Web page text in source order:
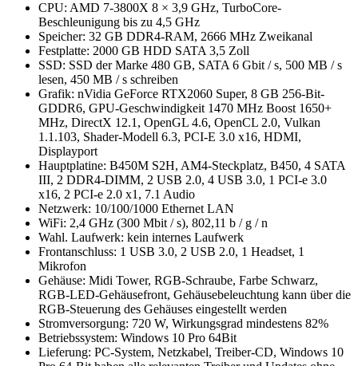
CPU: AMD 7-3800X 8 × 3,9 GHz, TurboCore-
Beschleunigung bis zu 4,5 GHz
Speicher: 32 GB DDR4-RAM, 2666 MHz Zweikanal
Festplatte: 2000 GB HDD SATA 3,5 Zoll
SSD: SSD der Marke 480 GB, SATA 6 Gbit / s, 500 MB / s
lesen, 450 MB / s schreiben
Grafik: nVidia GeForce RTX2060 Super, 8 GB 256-Bit-
GDDR6, GPU-Geschwindigkeit 1470 MHz Boost 1650+
MHz, DirectX 12.1, OpenGL 4.6, OpenCL 2.0, Vulkan
1.1.103, Shader-Modell 6.3, PCI-E 3.0 x16, HDMI,
Displayport
Hauptplatine: B450M S2H, AM4-Steckplatz, B450, 4 SATA
III, 2 DDR4-DIMM, 2 USB 2.0, 4 USB 3.0, 1 PCI-e 3.0
x16, 2 PCI-e 2.0 x1, 7.1 Audio
Netzwerk: 10/100/1000 Ethernet LAN
WiFi: 2,4 GHz (300 Mbit / s), 802,11 b / g / n
Wahl. Laufwerk: kein internes Laufwerk
Frontanschluss: 1 USB 3.0, 2 USB 2.0, 1 Headset, 1
Mikrofon
Gehäuse: Midi Tower, RGB-Schraube, Farbe Schwarz,
RGB-LED-Gehäusefront, Gehäusebeleuchtung kann über die
RGB-Steuerung des Gehäuses eingestellt werden
Stromversorgung: 720 W, Wirkungsgrad mindestens 82%
Betriebssystem: Windows 10 Pro 64Bit
Lieferung: PC-System, Netzkabel, Treiber-CD, Windows 10